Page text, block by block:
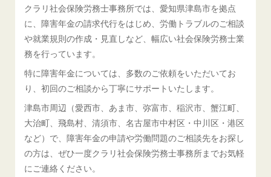
クラリ社会保険労務士事務所では、愛知県津島市を拠点
に、障害年金の請求代行をはじめ、労働トラブルのご相談
や就業規則の作成・見直しなど、幅広い社会保険労務士業
務を行っています。
特に障害年金については、多数のご依頼をいただいてお
り、初回のご相談から丁寧にサポートいたします。
津島市周辺（愛西市、あま市、弥富市、稲沢市、蟹江町、
大治町、飛島村、清須市、名古屋市中村区・中川区・港区
など）で、障害年金の申請や労働問題のご相談先をお探し
の方は、ぜひ一度クラリ社会保険労務士事務所までお気軽
にご連絡ください。